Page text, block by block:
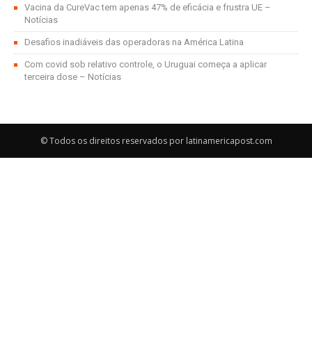
Vacina da CureVac tem apenas 47% de eficácia e frustra UE –
Notícias
Desafios inadiáveis das operadoras na América Latina
Com covid sob relativo controle, o Uruguai começa a aplicar
terceira dose – Notícias
© Todos os direitos reservados por latinamericapost.com